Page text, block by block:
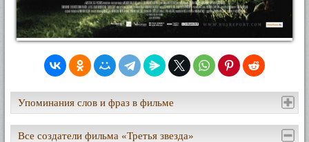
Упоминания слов и фраз в фильме
Все создатели фильма «Третья звезда»